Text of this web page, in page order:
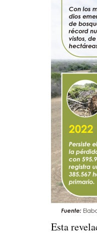
Esta